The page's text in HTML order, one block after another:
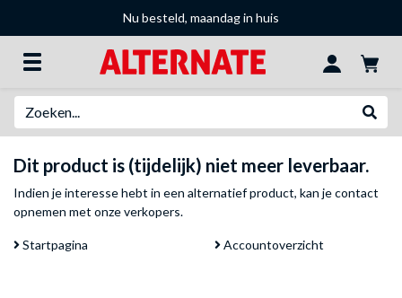
Nu besteld, maandag in huis
Dit product is (tijdelijk) niet meer leverbaar.
Indien je interesse hebt in een alternatief product, kan jecontact
opnemen met onze verkopers.
Startpagina Accountoverzicht